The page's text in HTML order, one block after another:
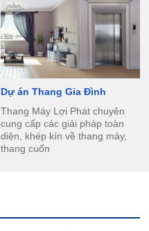
Dự án Thang Gia Đình
Thang Máy Lợi Phát chuyên
cung cấp các giải pháp toàn
diện, khép kín về thang máy,
thang cuốn